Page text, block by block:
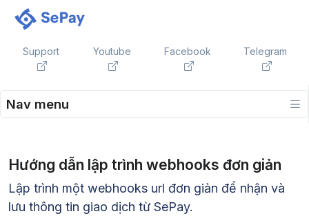
Support Youtube Facebook Telegram
Nav menu
Hướng dẫn lập trình webhooks đơn giản
Lập trình một webhooks url đơn giản để nhận và
lưu thông tin giao dịch từ SePay.